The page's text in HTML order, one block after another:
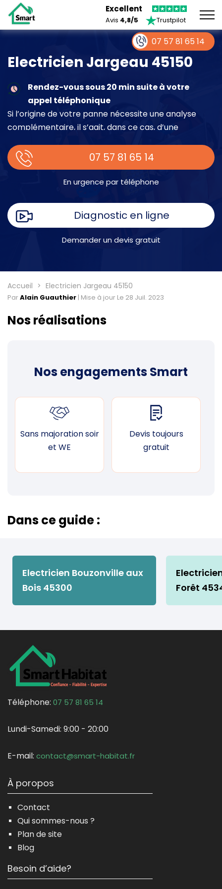
Excellent
Avis 4,8/5 Trustpilot
Electricien Jargeau 45150
Rendez-vous sous 20 min suite à votre
appel téléphonique
Si l’origine de votre panne nécessite une analyse
complémentaire, il s’agit, dans ce cas, d’une
place.
07 57 81 65 14
En urgence par téléphone
Diagnostic en ligne
Demander un devis gratuit
Accueil Electricien Jargeau 45150
ParAlain Guauthier | Mise à jour Le 28 Juil. 2023
Nos réalisations
Nos engagements Smart
Sans majoration soir
et WE
Devis toujours
gratuit
Dans ce guide :
Electricien Bouzonville aux
Bois 45300
Forêt
Téléphone: 07 57 81 65 14
Lundi-Samedi: 9:00 - 20:00
E-mail: contact@smart-habitat.fr
À poropos
Contact
Qui sommes-nous ?
Plan de site
Blog
Besoin d’aide?
07 57 81 65 14